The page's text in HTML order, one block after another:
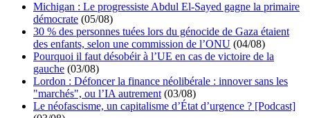
Michigan : Le progressiste Abdul El-Sayed gagne la primaire
démocrate (05/08)
30 % des personnes tuées lors du génocide de Gaza étaient
des enfants, selon une commission de l’ONU (04/08)
Pourquoi il faut désobéir à l’UE en cas de victoire de la
gauche (03/08)
Lordon : Défoncer la finance néolibérale : innover sans les
"marchés", ou l’IA autrement (03/08)
Le néofascisme, un capitalisme d’État d’urgence ? [Podcast]